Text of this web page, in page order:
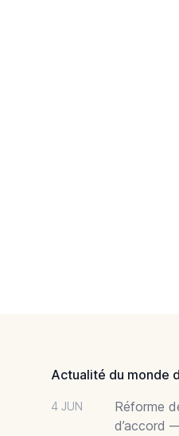
Actualité du monde
4 JUN
Réforme
d’accord